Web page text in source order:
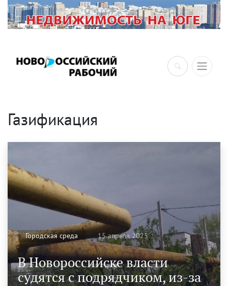
×
Газификация
В Новороссийске власти
судятся с подрядчиком, из-за
Городская среда 15 апреля 2025